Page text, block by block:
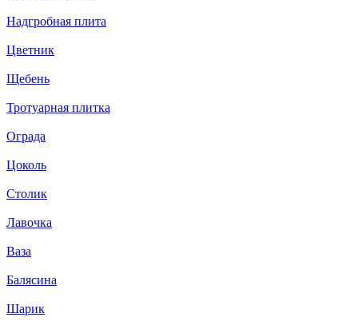
Надгробная плита
Цветник
Щебень
Тротуарная плитка
Ограда
Цоколь
Столик
Лавочка
Ваза
Балясина
Шарик